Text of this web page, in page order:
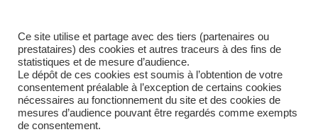
Ce site utilise et partage avec des tiers (partenaires ou
prestataires) des cookies et autres traceurs à des fins de
statistiques et de mesure d’audience.
Le dépôt de ces cookies est soumis à l’obtention de votre
consentement préalable à l’exception de certains cookies
nécessaires au fonctionnement du site et des cookies de
mesures d’audience pouvant être regardés comme exempts
de consentement.